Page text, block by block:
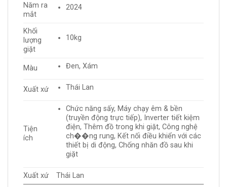
Năm ra
mắt
2024
Khối
lượng
giặt
10kg
Màu Đen, Xám
Xuất xứ Thái Lan
Tiện
ích
Chức năng sấy, Máy chạy êm & bền
(truyền động trực tiếp), Inverter tiết kiệm
điện, Thêm đồ trong khi giặt, Công nghệ
ch��ng rung, Kết nối điều khiển với các
thiết bị di động, Chống nhăn đồ sau khi
giặt
Xuất xứ
Thái Lan